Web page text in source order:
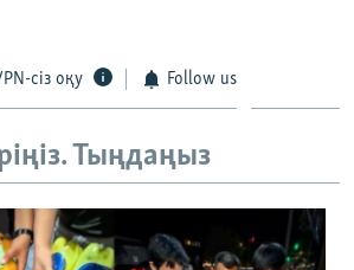
сіз оқу Follow us
Тыңдаңыз